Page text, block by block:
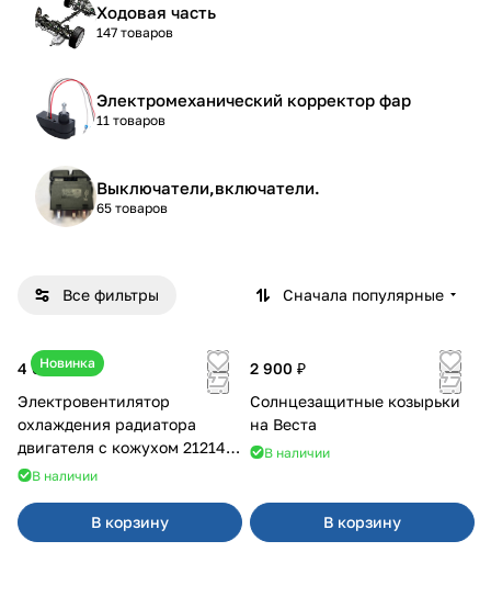
Ходовая часть
147 товаров
Электромеханический корректор фар
11 товаров
Выключатели,включатели.
65 товаров
Все фильтры Сначала популярные
Новинка
4 600 ₽
Электровентилятор
охлаждения радиатора
двигателя с кожухом 21214
2121-21213 ВАЛЕЕ 95
В наличии
В корзину
2 900 ₽
Солнцезащитные козырьки
на Веста
В наличии
В корзину